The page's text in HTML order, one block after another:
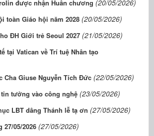
được nhận Huân chương (20/05/2026)
toàn Giáo hội năm 2028 (20/05/2026)
ĐH Giới trẻ Seoul 2027 (21/05/2026)
tại Vatican về Trí tuệ Nhân tạo
Cha Giuse Nguyễn Tích Đức (22/05/2026)
tưởng vào công nghệ (23/05/2026)
LBT dâng Thánh lễ tạ ơn (27/05/2026)
27/05/2026 (27/05/2026)